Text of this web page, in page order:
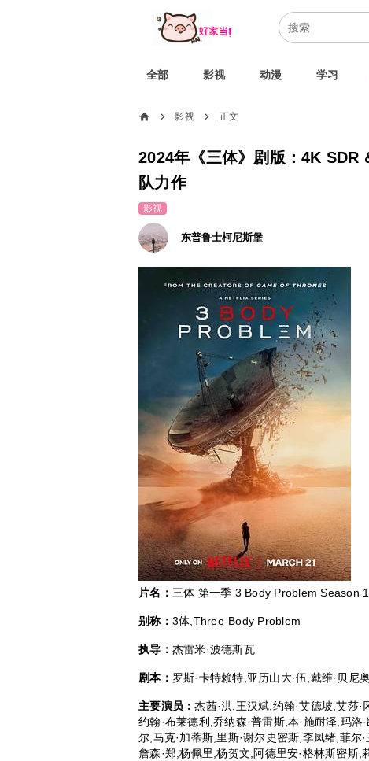
全部 影视 动漫 学习
home chevron_right 影视 chevron_right 正文
2024年《三体》剧版：4K SDR
队力作
影视
东普鲁士柯尼斯堡
片名： 三体 第一季 3 Body Problem Season 1
别称： 3体,Three-Body Problem
执导： 杰雷米·波德斯瓦
剧本： 罗斯·卡特赖特,亚历山大·伍,戴维·贝尼
主要演员：杰茜·洪,王汉斌,约翰·艾德坡,艾莎
约翰·布莱德利,乔纳森·普雷斯,本·施耐泽,玛洛
尔,马克·加蒂斯,里斯·谢尔史密斯,李凤绪,菲尔
詹森·郑,杨佩里,杨贺文,阿德里安·格林斯密斯,